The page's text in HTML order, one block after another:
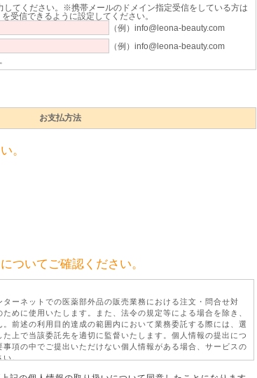
してください。※携帯メールのドメイン指定受信をしている方は
受信できるように設定してください。
（例）info@leona-beauty.com
（例）info@leona-beauty.com
お支払方法
。
ついてご確認ください。
ーネットでの医薬部外品の販売業務における注文・問合せ対
めに使用いたします。また、法令の規定等による場合を除き、
前述の利用目的達成の範囲内において業務委託する際には、選
上で当該委託先を適切に監督いたします。個人情報の提出につ
項の中でご提出いただけない個人情報がある場合、サービスの
。